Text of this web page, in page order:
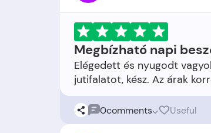
Megbízható napi
Elégedett és nyugodt
0comments Useful